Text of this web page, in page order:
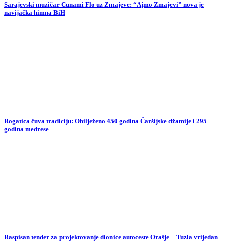
Sarajevski muzičar Cunami Flo uz Zmajeve: “Ajmo Zmajevi” nova je
navijačka himna BiH
Rogatica čuva tradiciju: Obilježeno 450 godina Čaršijske džamije i 295
godina medrese
Raspisan tender za projektovanje dionice autoceste Orašje – Tuzla vrijedan